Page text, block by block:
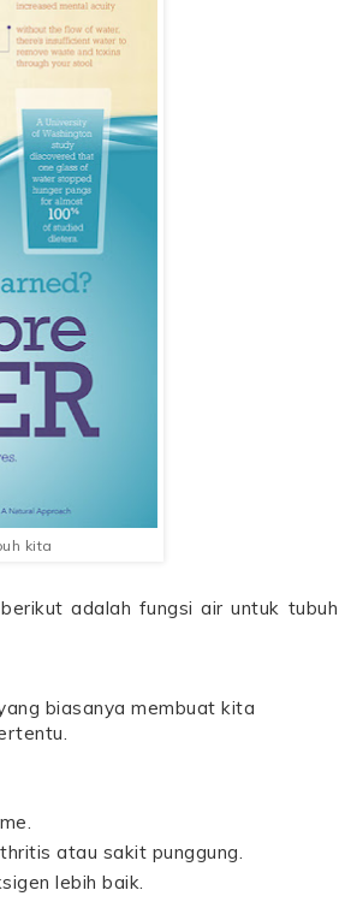
kita
adalah fungsi air untuk tubuh
biasanya membuat kita
atau sakit punggung.
lebih baik.